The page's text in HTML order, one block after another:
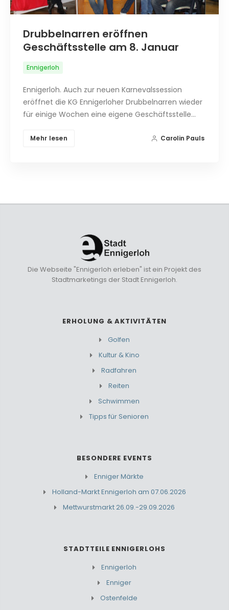
Drubbelnarren eröffnen
Geschäftsstelle am 8. Januar
Ennigerloh
Ennigerloh. Auch zur neuen Karnevalssession
eröffnet die KG Ennigerloher Drubbelnarren wieder
für einige Wochen eine eigene Geschäftsstelle…
Mehr lesen Carolin Pauls
Die Webseite "Ennigerloh erleben" ist ein Projekt des
Stadtmarketings der Stadt Ennigerloh.
ERHOLUNG & AKTIVITÄTEN
Golfen
Kultur & Kino
Radfahren
Reiten
Schwimmen
Tipps für Senioren
BESONDERE EVENTS
Enniger Märkte
Holland-Markt Ennigerloh am 07.06.2026
Mettwurstmarkt 26.09.-29.09.2026
STADTTEILE ENNIGERLOHS
Ennigerloh
Enniger
Ostenfelde